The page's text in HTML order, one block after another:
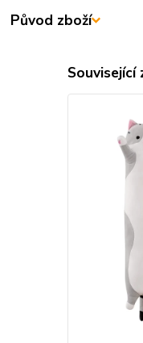
Původ zboží
Související